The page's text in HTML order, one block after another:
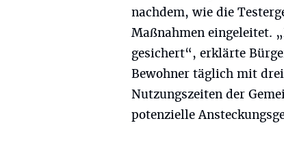
nachdem, wie die
Maßnahmen eingeleitet.
gesichert“, erklärte
Bewohner täglich mit
Nutzungszeiten der
potenzielle